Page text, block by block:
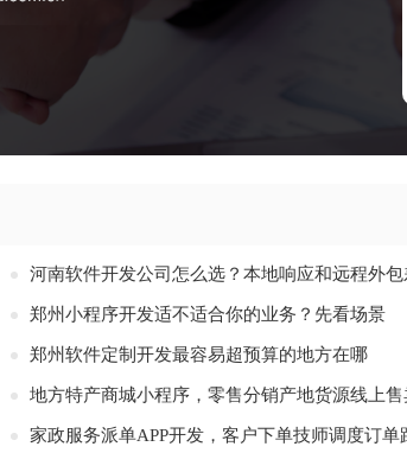
河南软件开发公司怎么选？本地响应和远程外包
郑州小程序开发适不适合你的业务？先看场景
郑州软件定制开发最容易超预算的地方在哪